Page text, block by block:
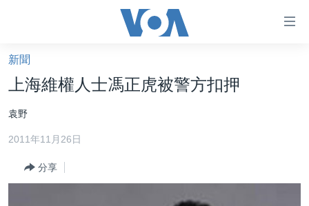
礙
鏈
跳
轉
容
美國大選2024
港澳
台灣
美中關係
新聞
上海維權人士馮正虎被警方扣押
袁野
2011年11月26日
分享